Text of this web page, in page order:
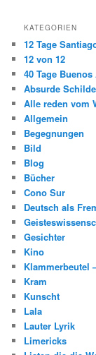
KATEGORIEN
12 Tage
12 von 12
40 Tage
Absurde
Alle reden vom
Allgemein
Begegnungen
Bild
Blog
Bücher
Cono Sur
Deutsch als
Gesichter
Kino
Klammerbeutel
Kram
Kunscht
Lala
Lauter Lyrik
Limericks